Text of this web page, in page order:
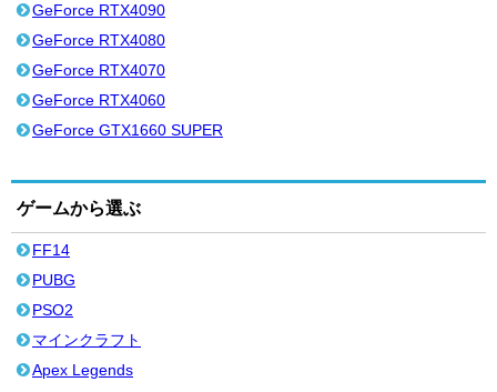
GeForce RTX4090
GeForce RTX4080
GeForce RTX4070
GeForce RTX4060
GeForce GTX1660 SUPER
ゲームから選ぶ
FF14
PUBG
PSO2
マインクラフト
Apex Legends